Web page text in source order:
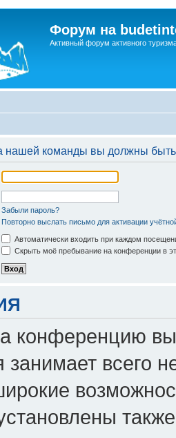
Форум на
Активный форум активного
нашей команды вы должны
Забыли пароль?
Повторно выслать письмо для активации
Автоматически входить при каждом
Скрыть моё пребывание на конференции в
конференцию
занимает всего